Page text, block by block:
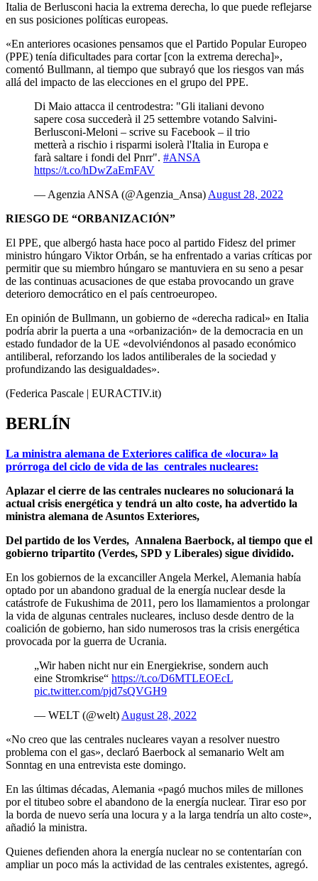
Italia de Berlusconi hacia la extrema derecha, lo que puede reflejarse
en sus posiciones políticas europeas.
«En anteriores ocasiones pensamos que el Partido Popular Europeo
(PPE) tenía dificultades para cortar [con la extrema derecha]»,
comentó Bullmann, al tiempo que subrayó que los riesgos van más
allá del impacto de las elecciones en el grupo del PPE.
Di Maio attacca il centrodestra: "Gli italiani devono
sapere cosa succederà il 25 settembre votando Salvini-
Berlusconi-Meloni – scrive su Facebook – il trio
metterà a rischio i risparmi isolerà l'Italia in Europa e
farà saltare i fondi del Pnrr". #ANSA
https://t.co/hDwZaEmFAV
— Agenzia ANSA (@Agenzia_Ansa) August 28, 2022
RIESGO DE “ORBANIZACIÓN”
El PPE, que albergó hasta hace poco al partido Fidesz del primer
ministro húngaro Viktor Orbán, se ha enfrentado a varias críticas por
permitir que su miembro húngaro se mantuviera en su seno a pesar
de las continuas acusaciones de que estaba provocando un grave
deterioro democrático en el país centroeuropeo.
En opinión de Bullmann, un gobierno de «derecha radical» en Italia
podría abrir la puerta a una «orbanización» de la democracia en un
estado fundador de la UE «devolviéndonos al pasado económico
antiliberal, reforzando los lados antiliberales de la sociedad y
profundizando las desigualdades».
(Federica Pascale | EURACTIV.it)
BERLÍN
La ministra alemana de Exteriores califica de «locura» la
prórroga del ciclo de vida de las centrales nucleares:
Aplazar el cierre de las centrales nucleares no solucionará la
actual crisis energética y tendrá un alto coste, ha advertido la
ministra alemana de Asuntos Exteriores,
Del partido de los Verdes, Annalena Baerbock, al tiempo que el
gobierno tripartito (Verdes, SPD y Liberales) sigue dividido.
En los gobiernos de la excanciller Angela Merkel, Alemania había
optado por un abandono gradual de la energía nuclear desde la
catástrofe de Fukushima de 2011, pero los llamamientos a prolongar
la vida de algunas centrales nucleares, incluso desde dentro de la
coalición de gobierno, han sido numerosos tras la crisis energética
provocada por la guerra de Ucrania.
„Wir haben nicht nur ein Energiekrise, sondern auch
eine Stromkrise“ https://t.co/D6MTLEOEcL
pic.twitter.com/pjd7sQVGH9
— WELT (@welt) August 28, 2022
«No creo que las centrales nucleares vayan a resolver nuestro
problema con el gas», declaró Baerbock al semanario Welt am
Sonntag en una entrevista este domingo.
En las últimas décadas, Alemania «pagó muchos miles de millones
por el titubeo sobre el abandono de la energía nuclear. Tirar eso por
la borda de nuevo sería una locura y a la larga tendría un alto coste»,
añadió la ministra.
Quienes defienden ahora la energía nuclear no se contentarían con
ampliar un poco más la actividad de las centrales existentes, agregó.